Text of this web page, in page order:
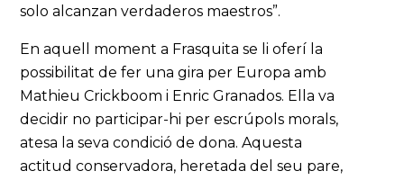
solo alcanzan verdaderos maestros”.
En aquell moment a Frasquita se li oferí la
possibilitat de fer una gira per Europa amb
Mathieu Crickboom i Enric Granados. Ella va
decidir no participar-hi per escrúpols morals,
atesa la seva condició de dona. Aquesta
actitud conservadora, heretada del seu pare,